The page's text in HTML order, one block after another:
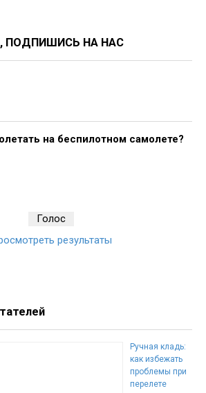
ПОДПИШИСЬ НА НАС
на беспилотном самолете?
результаты
Ручная кладь:
как избежать
проблемы при
перелете